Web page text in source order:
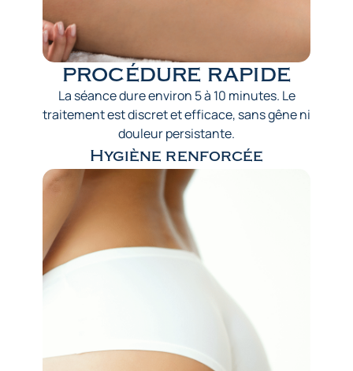
procédure rapide
La séance dure environ 5 à 10 minutes. Le
traitement est discret et efficace, sans gêne ni
douleur persistante.
Hygiène renforcée